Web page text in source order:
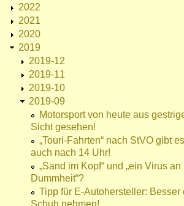
2022
2021
2020
2019
2019-12
2019-11
2019-10
2019-09
Motorsport von heute aus
Sicht gesehen!
„Touri-Fahrten“ nach StVO gibt es
auch nach 14 Uhr!
„Sand im Kopf“ und „ein Virus an
Dummheit“?
Tipp für E-Autohersteller: Besser